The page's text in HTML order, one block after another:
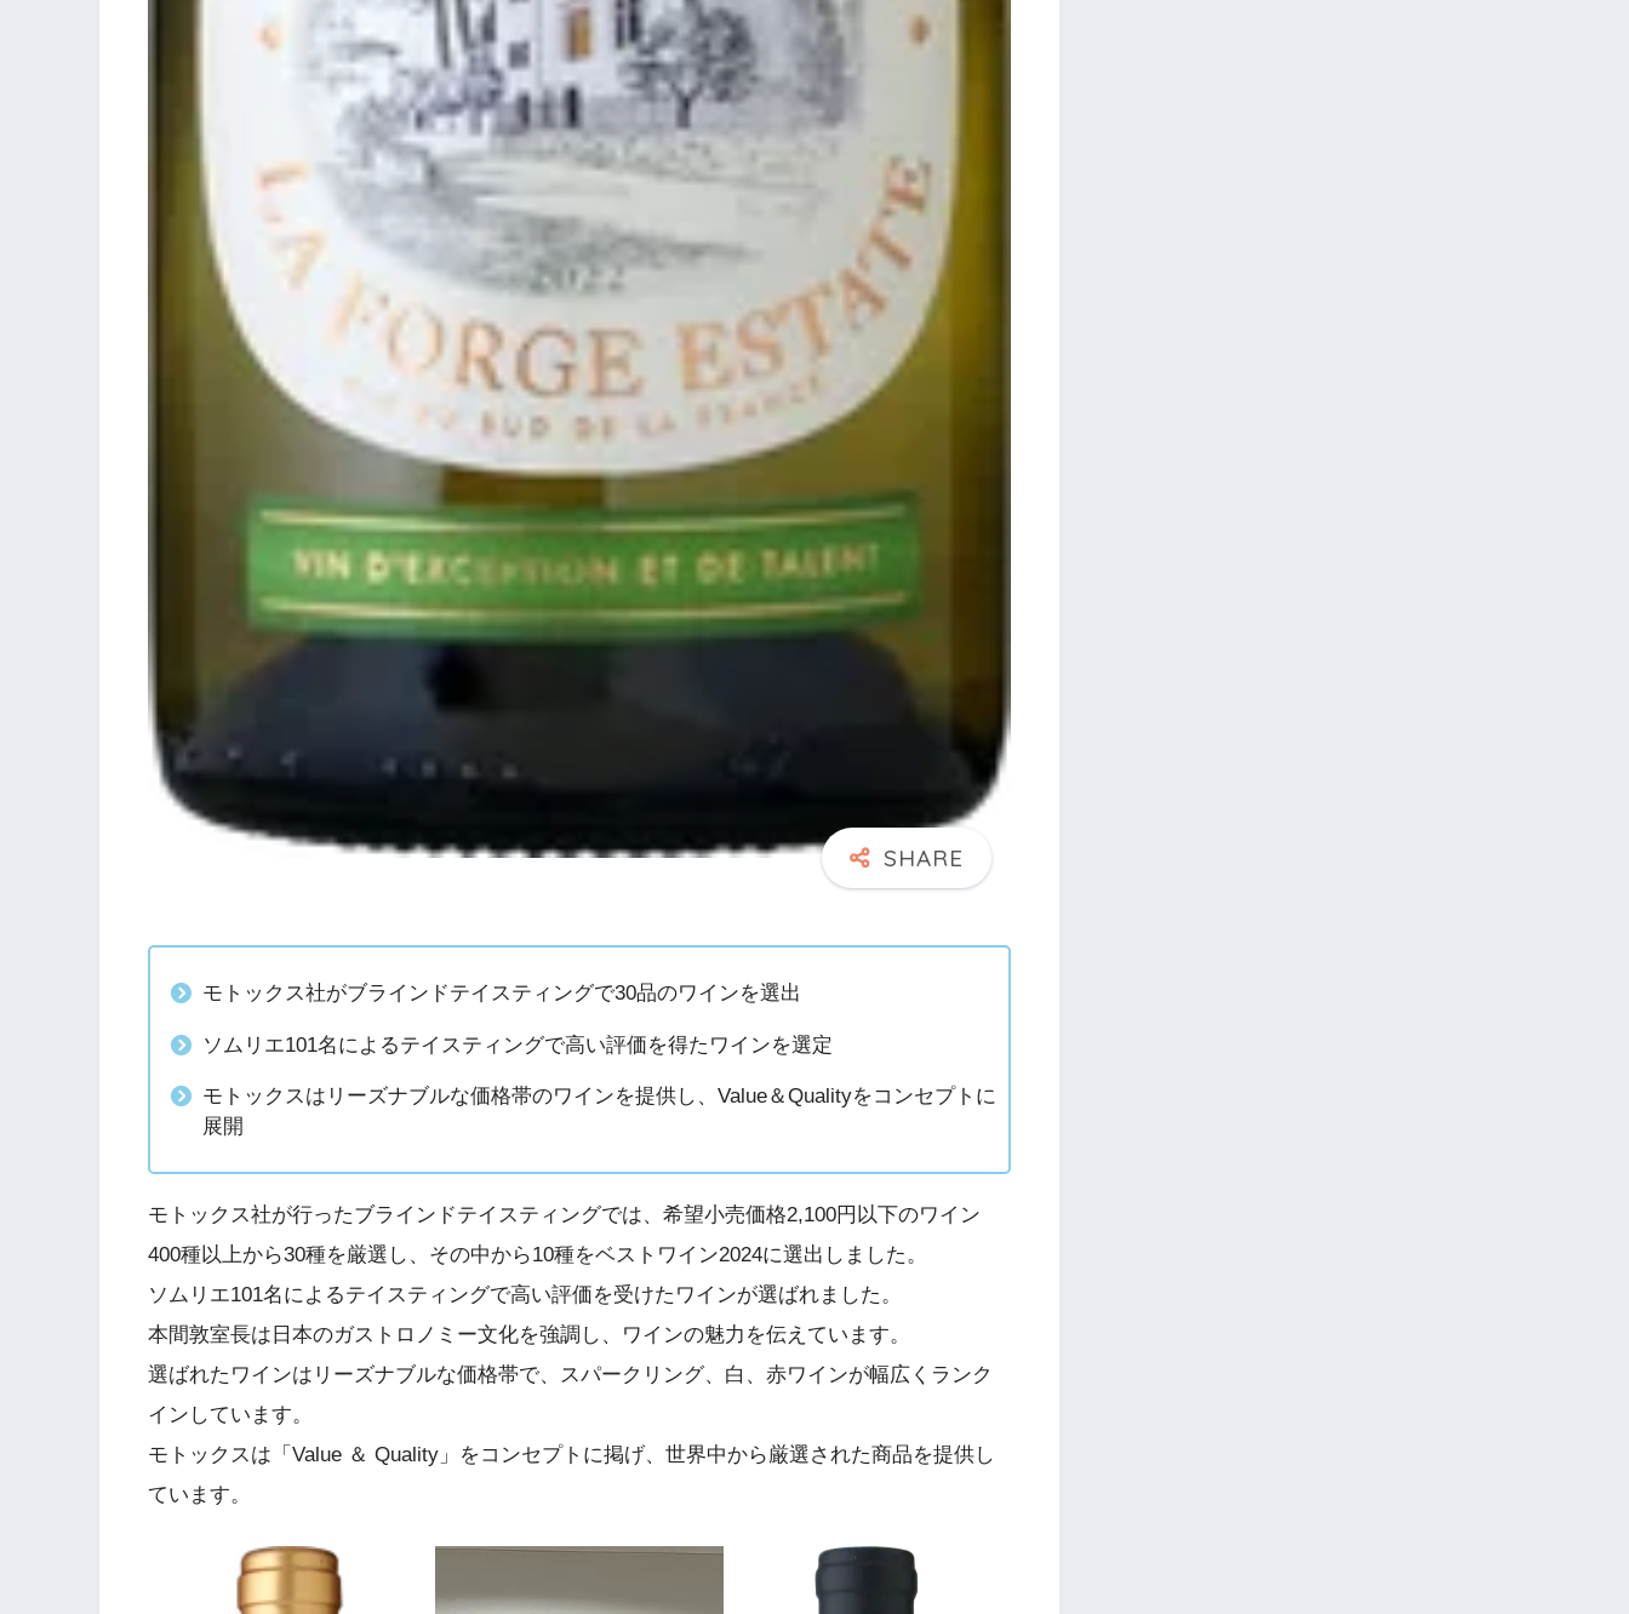
モトックス社がブラインドテイスティングで30品のワインを選出
ソムリエ101名によるテイスティングで高い評価を得たワインを選定
モトックスはリーズナブルな価格帯のワインを提供し、Value＆Qualityをコンセプトに
展開
モトックス社が行ったブラインドテイスティングでは、希望小売価格2,100円以下のワイン
400種以上から30種を厳選し、その中から10種をベストワイン2024に選出しました。
ソムリエ101名によるテイスティングで高い評価を受けたワインが選ばれました。
本間敦室長は日本のガストロノミー文化を強調し、ワインの魅力を伝えています。
選ばれたワインはリーズナブルな価格帯で、スパークリング、白、赤ワインが幅広くランク
インしています。
モトックスは「Value ＆ Quality」をコンセプトに掲げ、世界中から厳選された商品を提供し
ています。